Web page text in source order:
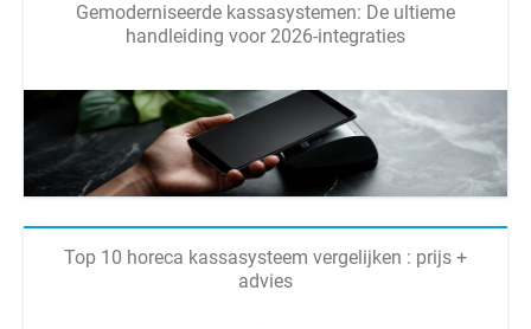
Gemoderniseerde kassasystemen: De ultieme
handleiding voor 2026-integraties
Top 10 horeca kassasysteem vergelijken : prijs +
advies